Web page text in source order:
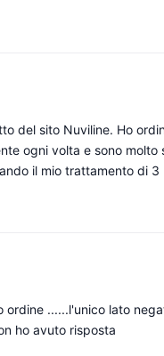
del sito Nuviline. Ho
ogni volta e sono
il mio trattamento di 3
ordine ......l'unico lato
ho avuto risposta